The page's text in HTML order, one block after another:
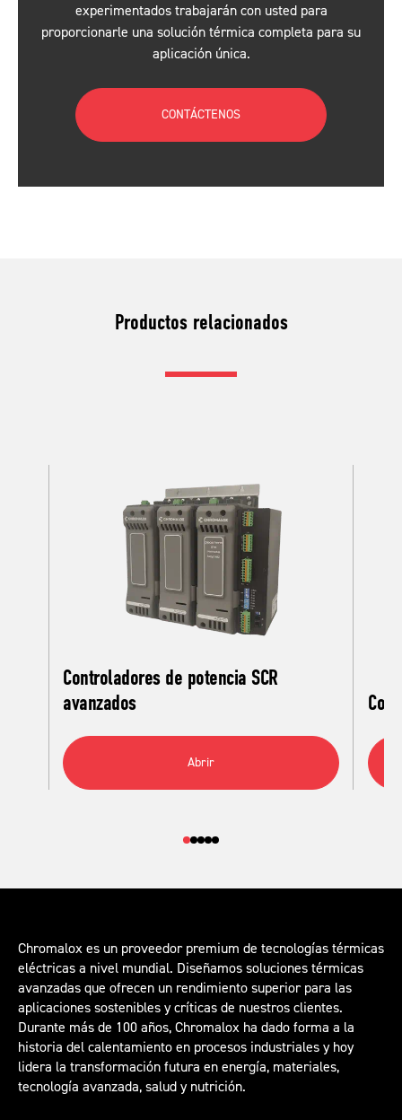
experimentados trabajarán con usted para
proporcionarle una solución térmica completa para su
aplicación única.
CONTÁCTENOS
Productos relacionados
Controladores de potencia SCR
avanzados
Abrir
Chromalox es un proveedor premium de tecnologías térmicas
eléctricas a nivel mundial. Diseñamos soluciones térmicas
avanzadas que ofrecen un rendimiento superior para las
aplicaciones sostenibles y críticas de nuestros clientes.
Durante más de 100 años, Chromalox ha dado forma a la
historia del calentamiento en procesos industriales y hoy
lidera la transformación futura en energía, materiales,
tecnología avanzada, salud y nutrición.